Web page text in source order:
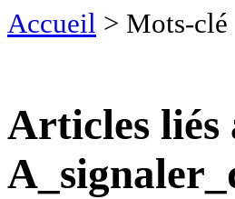
Accueil > Mots-clé
Articles liés